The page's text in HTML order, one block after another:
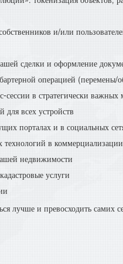
и/или
сделки и оформление
операцией (перемены/
сессии в стратегически важных
для всех устройств
порталах и в социальных
в коммерциализации
недвижимости
услуги
лучше и превосходить самих